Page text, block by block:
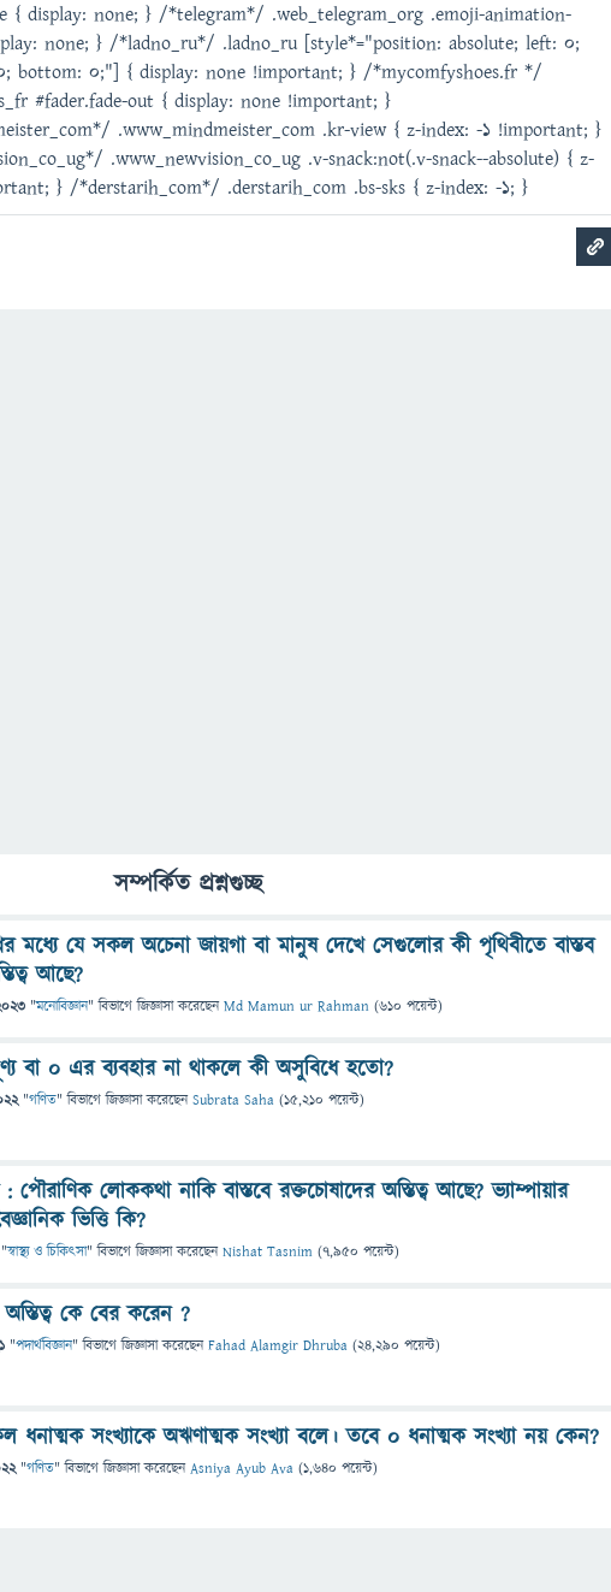
{ display: none; } /*telegram*/ .web_telegram_org .emoji-animation-
none; } /*ladno_ru*/ .ladno_ru [style*="position: absolute; left: 0;
bottom: 0;"] { display: none !important; } /*mycomfyshoes.fr */
#fader.fade-out { display: none !important; }
.www_mindmeister_com .kr-view { z-index: -1 !important; }
.www_newvision_co_ug .v-snack:not(.v-snack--absolute) { z-
} /*derstarih_com*/ .derstarih_com .bs-sks { z-index: -1; }
সম্পর্কিত প্রশ্নগুচ্ছ
মধ্যে যে সকল অচেনা জায়গা বা মানুষ দেখে সেগুলোর কী পৃথিবীতে বাস্তব
আছে?
"মনোবিজ্ঞান" বিভাগে জিজ্ঞাসাকরেছেনMd Mamun ur Rahman (610 পয়েন্ট)
বা ০ এর ব্যবহার না থাকলে কী অসুবিধে হতো?
"গণিত" বিভাগে জিজ্ঞাসাকরেছেনSubrata Saha (15,210 পয়েন্ট)
: পৌরাণিক লোককথা নাকি বাস্তবে রক্তচোষাদের অস্তিত্ব আছে? ভ্যাম্পায়ার
ভিত্তি কি?
"স্বাস্থ্য ও চিকিৎসা" বিভাগে জিজ্ঞাসাকরেছেনNishat Tasnim (7,950 পয়েন্ট)
কে বের করেন ?
"পদার্থবিজ্ঞান" বিভাগে জিজ্ঞাসাকরেছেনFahad Alamgir Dhruba (24,290 পয়েন্ট)
সংখ্যাকে অঋণাত্মক সংখ্যা বলে। তবে ০ ধনাত্মক সংখ্যা নয় কেন?
"গণিত" বিভাগে জিজ্ঞাসাকরেছেনAsniya Ayub Ava (1,640 পয়েন্ট)